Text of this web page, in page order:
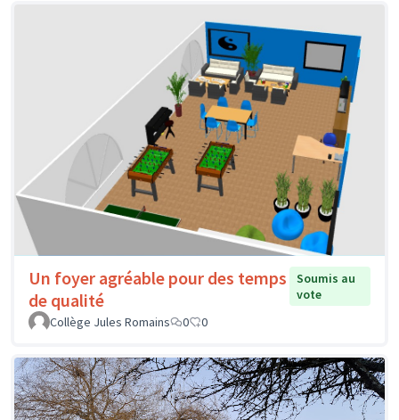
Un foyer agréable pour des temps
de qualité
Soumis au
vote
Collège Jules Romains
0 0